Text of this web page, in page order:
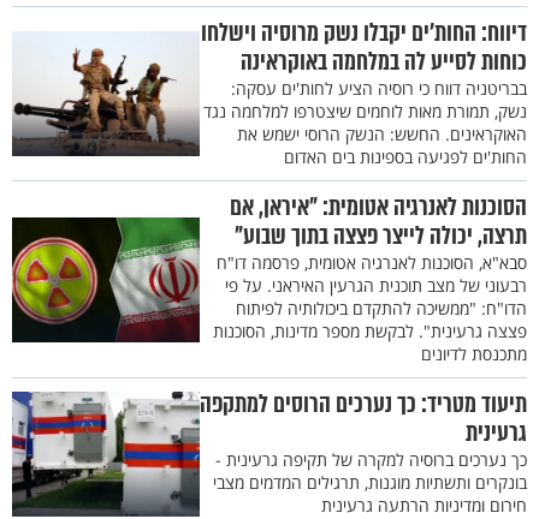
דיווח: החות'ים יקבלו נשק מרוסיה וישלחו
כוחות לסייע לה במלחמה באוקראינה
בבריטניה דווח כי רוסיה הציע לחות'ים עסקה:
נשק, תמורת מאות לוחמים שיצטרפו למלחמה נגד
האוקראינים. החשש: הנשק הרוסי ישמש את
החות'ים לפגיעה בספינות בים האדום
הסוכנות לאנרגיה אטומית: "איראן, אם
תרצה, יכולה לייצר פצצה בתוך שבוע"
סבא"א, הסוכנות לאנרגיה אטומית, פרסמה דו"ח
רבעוני של מצב תוכנית הגרעין האיראני. על פי
הדו"ח: "ממשיכה להתקדם ביכולותיה לפיתוח
פצצה גרעינית". לבקשת מספר מדינות, הסוכנות
מתכנסת לדיונים
תיעוד מטריד: כך נערכים הרוסים למתקפה
גרעינית
כך נערכים ברוסיה למקרה של תקיפה גרעינית -
בונקרים ותשתיות מוגנות, תרגילים המדמים מצבי
חירום ומדיניות הרתעה גרעינית